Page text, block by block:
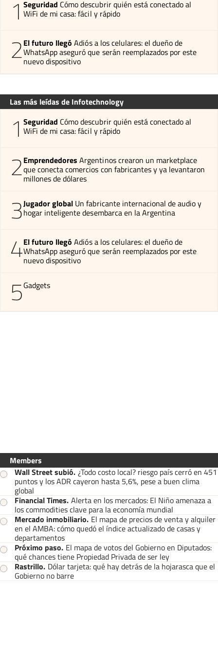
1 Seguridad Cómo descubrir quién está conectado al
WiFi de mi casa: fácil y rápido
2El futuro llegó Adiós a los celulares: el dueño de
WhatsApp aseguró que serán reemplazados por este
nuevo dispositivo
Las más leídas de Infotechnology
1 Seguridad Cómo descubrir quién está conectado al
WiFi de mi casa: fácil y rápido
2Emprendedores Argentinos crearon un marketplace
que conecta comercios con fabricantes y ya levantaron
millones de dólares
3Jugador global Un fabricante internacional de audio y
hogar inteligente desembarca en la Argentina
4El futuro llegó Adiós a los celulares: el dueño de
WhatsApp aseguró que serán reemplazados por este
nuevo dispositivo
5Gadgets
Members
Wall Street subió. ¿Todo costo local? riesgo país cerró en 451
puntos y los ADR cayeron hasta 5,6%, pese a buen clima
global
Financial Times. Alerta en los mercados: El Niño amenaza a
los commodities clave para la economía mundial
Mercado inmobiliario. El mapa de precios de venta y alquiler
en el AMBA: cómo quedó el índice actualizado de casas y
departamentos
Próximo paso. El mapa de votos del Gobierno en Diputados:
qué chances tiene Propiedad Privada de ser ley
Rastrillo. Dólar tarjeta: qué hay detrás de la hojarasca que el
Gobierno no barre